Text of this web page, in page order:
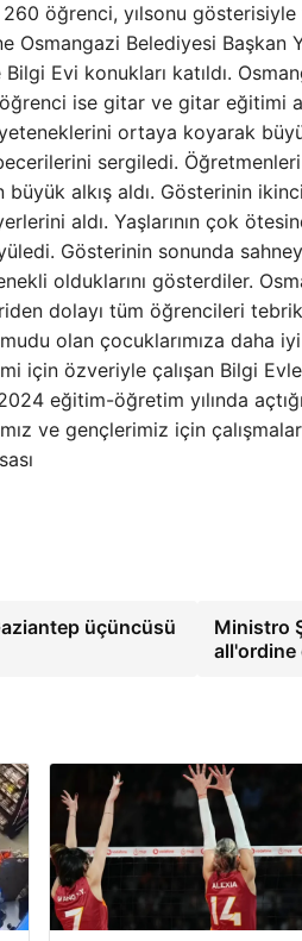
öğrenci, yılsonu
Belediyesi Başkan
Evi konukları katıldı.
ise gitar ve gitar eğitimi
ortaya koyarak
sergiledi.
alkış aldı. Gösterinin
aldı. Yaşlarının çok
Gösterinin sonunda
olduklarını gösterdiler.
dolayı tüm öğrencileri
olan çocuklarımıza daha
için özveriyle çalışan Bilgi
eğitim-öğretim yılında
ve gençlerimiz için
üçüncüsü
Ministro